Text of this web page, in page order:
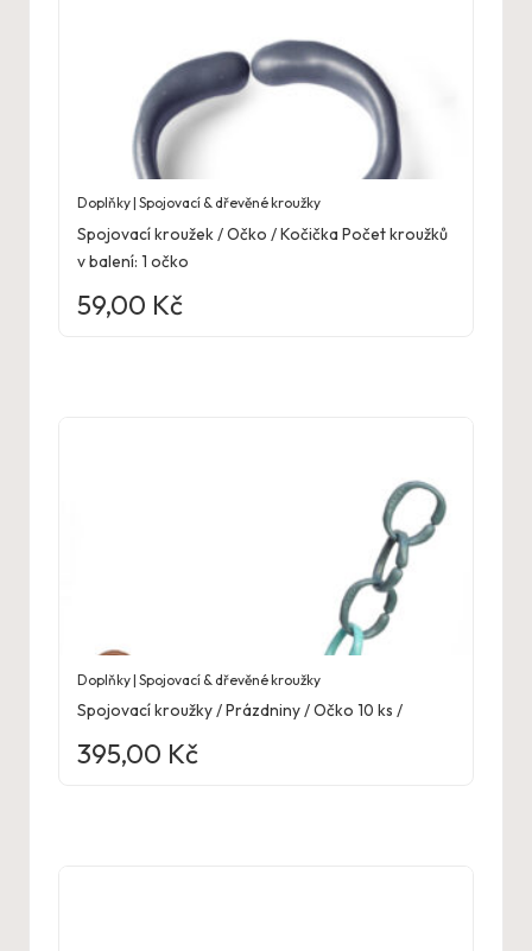
Doplňky | Spojovací & dřevěné kroužky
Spojovací kroužek / Očko / Kočička Počet kroužků
v balení: 1 očko
59,00 Kč
Doplňky | Spojovací & dřevěné kroužky
Spojovací kroužky / Prázdniny / Očko 10 ks /
395,00 Kč